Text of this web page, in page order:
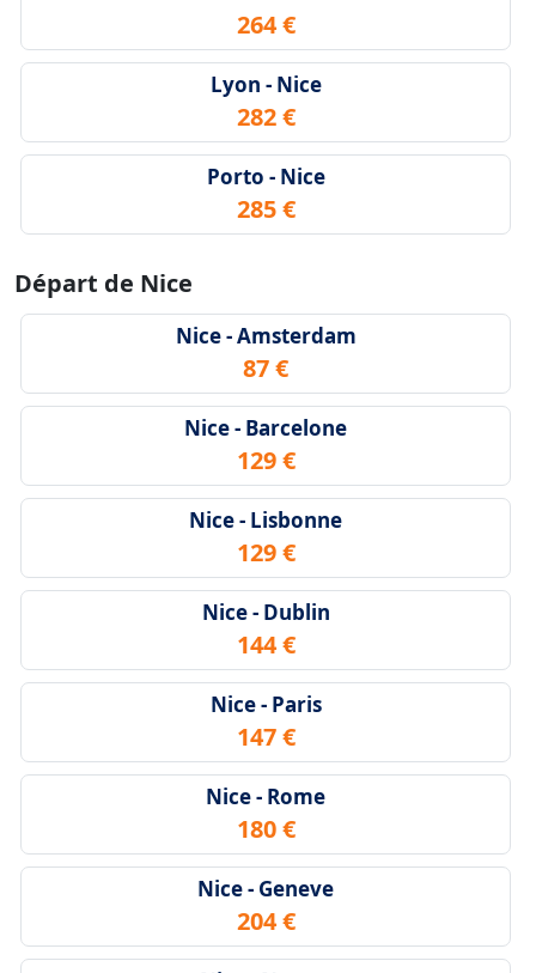
264 €
Lyon - Nice
282 €
Porto - Nice
285 €
Départ de Nice
Nice - Amsterdam
87 €
Nice - Barcelone
129 €
Nice - Lisbonne
129 €
Nice - Dublin
144 €
Nice - Paris
147 €
Nice - Rome
180 €
Nice - Geneve
204 €